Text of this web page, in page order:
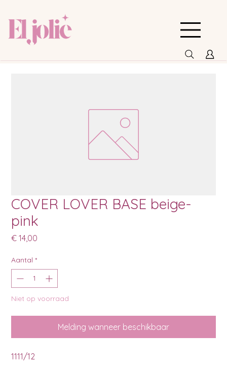
COVER LOVER BASE beige-
pink
€ 14,00
Aantal *
Niet op voorraad
Melding wanneer beschikbaar
1111/12